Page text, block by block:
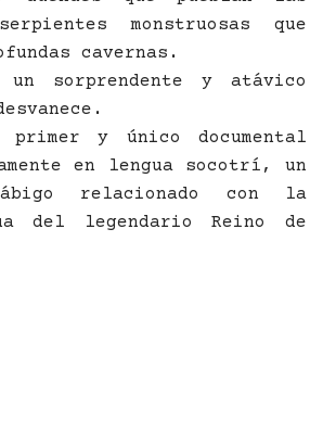
monstruosas que
cavernas.
un sorprendente y atávico
y único documental
en lengua socotrí, un
relacionado con la
del legendario Reino de